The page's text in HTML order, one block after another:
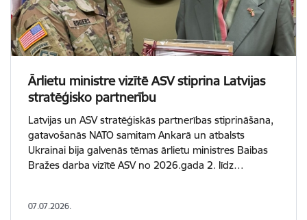
Ārlietu ministre vizītē ASV stiprina Latvijas
stratēģisko partnerību
Latvijas un ASV stratēģiskās partnerības stiprināšana,
gatavošanās NATO samitam Ankarā un atbalsts
Ukrainai bija galvenās tēmas ārlietu ministres Baibas
Bražes darba vizītē ASV no 2026.gada 2. līdz…
07.07.2026.